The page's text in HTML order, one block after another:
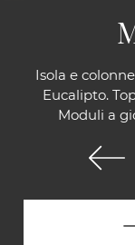
Isola e
Eucalipto.
Moduli a